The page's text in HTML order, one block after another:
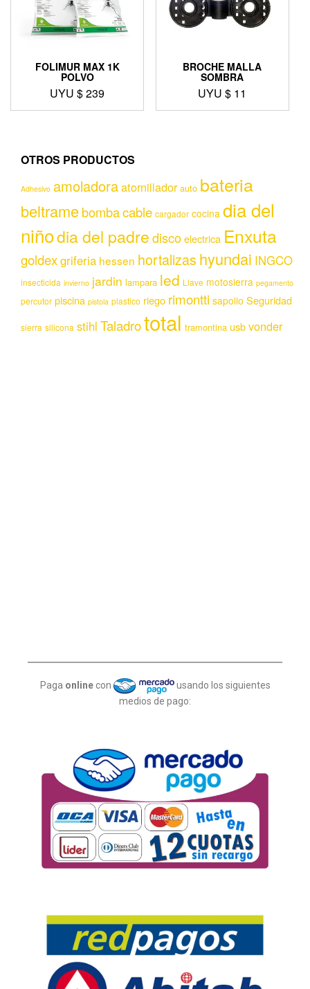
FOLIMUR MAX 1K
POLVO
UYU $239
BROCHE MALLA
SOMBRA
UYU $ 11
OTROS PRODUCTOS
Adhesivo amoladoraatornillador auto bateria
beltramebombacable cargador cocina dia del
niñodia del padrediscoelectrica Enxuta
goldexgriferia hessen hortalizas hyundai INGCO
insecticida invierno jardin lampara led Llave motosierra pegamento
percutor piscina pistola plastico riego rimontti sapolio Seguridad
sierra silicona stihl Taladrototal tramontina usbvonder
Paga online con
usando los siguientes
medios de pago: